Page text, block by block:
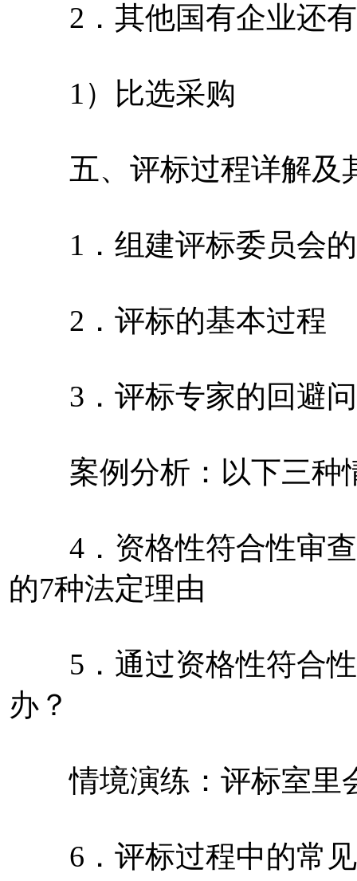
2．其他国有企业还有
1）比选采购
五、评标过程详解及
1．组建评标委员会的
2．评标的基本过程
3．评标专家的回避
案例分析：以下三种
4．资格性符合性审查
的7种法定理由
5．通过资格性符合性
办？
情境演练：评标室里
6．评标过程中的常见